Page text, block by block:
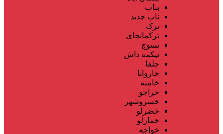
بناب
ناب جدید
ترک
ترکمانچای
تسوج
تیکمه داش
جلفا
خاروانا
خامنه
خراجو
خسروشهر
خضرلو
خمارلو
خواجه